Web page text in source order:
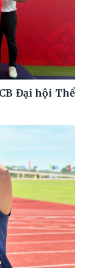
Đại hội Thể